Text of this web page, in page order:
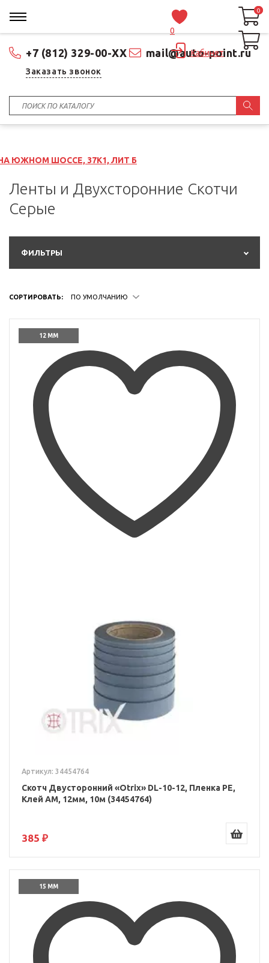
+7 (812) 329-00-XX mail@auto-point.ru
Заказать звонок
0
Кабинет
0
0
37К1, ЛИТ Б
Ленты и Двухсторонние Скотчи
Серые
ФИЛЬТРЫ
СОРТИРОВАТЬ: ПО УМОЛЧАНИЮ
12 ММ
Артикул: 34454764
Скотч Двусторонний «Otrix» DL-10-12, Пленка PE,
Клей AM, 12мм, 10м (34454764)
385 ₽
15 ММ